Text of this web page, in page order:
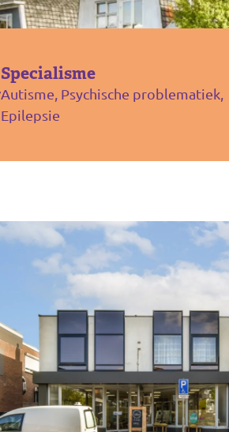
Specialisme
Autisme, Psychische problematiek,
Epilepsie